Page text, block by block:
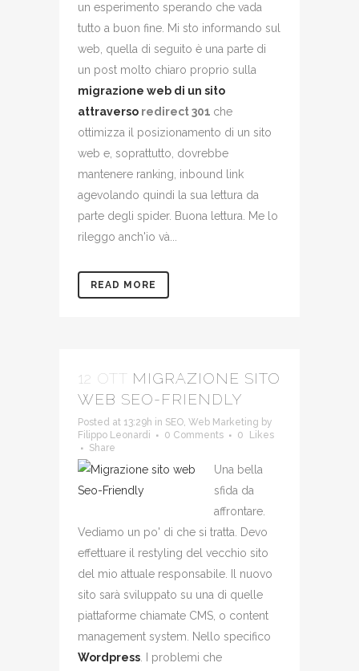
un esperimento sperando che vada
tutto a buon fine. Mi sto informando sul
web, quella di seguito è una parte di
un post molto chiaro proprio sulla
migrazione web di un sito
attraverso redirect 301 che
ottimizza il posizionamento di un sito
web e, soprattutto, dovrebbe
mantenere ranking, inbound link
agevolando quindi la sua lettura da
parte degli spider. Buona lettura. Me lo
rileggo anch'io và...
READ MORE
12 OTT MIGRAZIONE SITO
WEB SEO-FRIENDLY
Posted at 13:29h in SEO, Web Marketing by
Filippo Leonardi
0 Comments 0
Likes
Share
Una bella
sfida da
affrontare.
Vediamo un po' di che si tratta. Devo
effettuare il restyling del vecchio sito
del mio attuale responsabile. Il nuovo
sito sarà sviluppato su una di quelle
piattaforme chiamate CMS, o content
management system. Nello specifico
Wordpress . I problemi che